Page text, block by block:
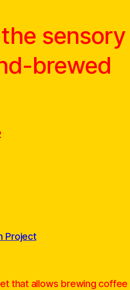
sensory
brewed
Project
that allows brewing coffee